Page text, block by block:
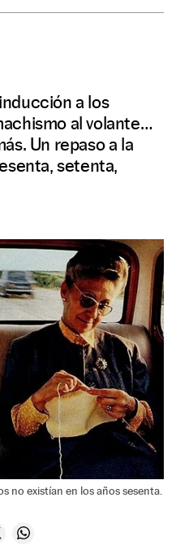
a los
al volante…
Un repaso a la
setenta,
no existían en los años sesenta.